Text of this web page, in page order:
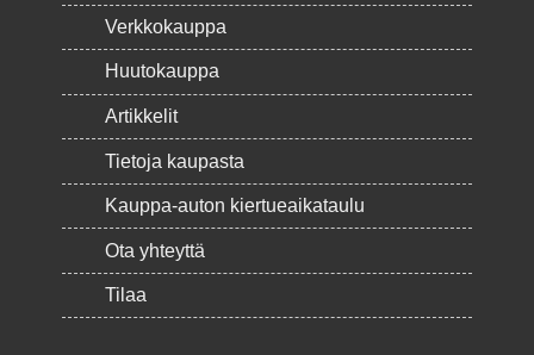
Verkkokauppa
Huutokauppa
Artikkelit
Tietoja kaupasta
Kauppa-auton kiertueaikataulu
Ota yhteyttä
Tilaa